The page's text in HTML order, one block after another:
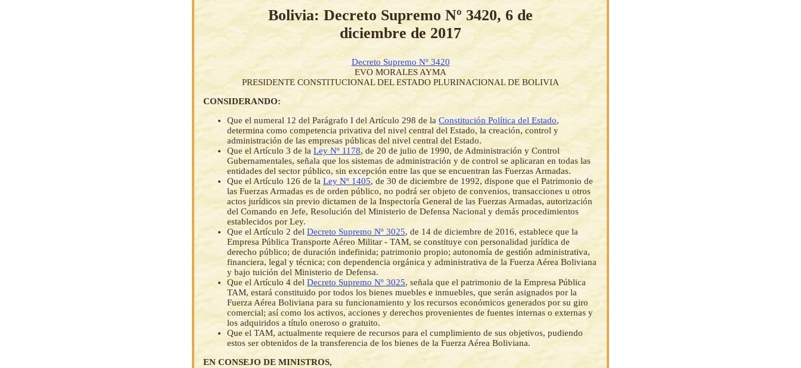
Bolivia: Decreto Supremo Nº 3420, 6 de
diciembre de 2017
Decreto Supremo Nº 3420
EVO MORALES AYMA
PRESIDENTE CONSTITUCIONAL DEL ESTADO PLURINACIONAL DE BOLIVIA
CONSIDERANDO:
Que el numeral 12 del Parágrafo I del Artículo 298 de la Constitución Política del Estado,
determina como competencia privativa del nivel central del Estado, la creación, control y
administración de las empresas públicas del nivel central del Estado.
Que el Artículo 3 de la Ley Nº 1178, de 20 de julio de 1990, de Administración y Control
Gubernamentales, señala que los sistemas de administración y de control se aplicaran en todas las
entidades del sector público, sin excepción entre las que se encuentran las Fuerzas Armadas.
Que el Artículo 126 de la Ley Nº 1405, de 30 de diciembre de 1992, dispone que el Patrimonio de
las Fuerzas Armadas es de orden público, no podrá ser objeto de convenios, transacciones u otros
actos jurídicos sin previo dictamen de la Inspectoría General de las Fuerzas Armadas, autorización
del Comando en Jefe, Resolución del Ministerio de Defensa Nacional y demás procedimientos
establecidos por Ley.
Que el Artículo 2 del Decreto Supremo Nº 3025, de 14 de diciembre de 2016, establece que la
Empresa Pública Transporte Aéreo Militar - TAM, se constituye con personalidad jurídica de
derecho público; de duración indefinida; patrimonio propio; autonomía de gestión administrativa,
financiera, legal y técnica; con dependencia orgánica y administrativa de la Fuerza Aérea Boliviana
y bajo tuición del Ministerio de Defensa.
Que el Artículo 4 del Decreto Supremo Nº 3025, señala que el patrimonio de la Empresa Pública
TAM, estará constituido por todos los bienes muebles e inmuebles, que serán asignados por la
Fuerza Aérea Boliviana para su funcionamiento y los recursos económicos generados por su giro
comercial; así como los activos, acciones y derechos provenientes de fuentes internas o externas y
los adquiridos a título oneroso o gratuito.
Que el TAM, actualmente requiere de recursos para el cumplimiento de sus objetivos, pudiendo
estos ser obtenidos de la transferencia de los bienes de la Fuerza Aérea Boliviana.
EN CONSEJO DE MINISTROS,